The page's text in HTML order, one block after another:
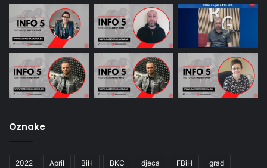
Oznake
2022 April BiH BKC djeca FBiH grad